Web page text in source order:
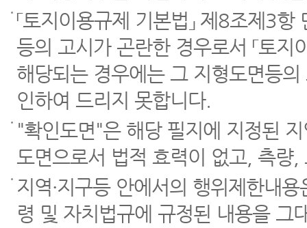
「토지이용규제 기본법」 제8조제3
등의 고시가 곤란한 경우로서 「토
해당되는 경우에는 그 지형도면등
인하여 드리지 못합니다.
"확인도면"은 해당 필지에 지정된
도면으로서 법적 효력이 없고, 측량
지역·지구등 안에서의 행위제한내
령 및 자치법규에 규정된 내용을 그